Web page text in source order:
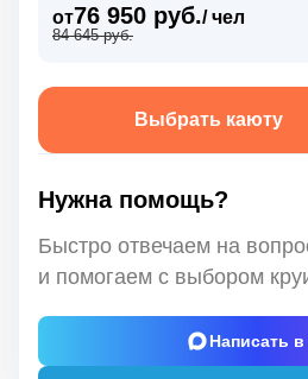
от76 950 руб./ чел
84 645 руб.
Выбрать каюту
Нужна помощь?
Быстро отвечаем на
и помогаем с выбором
Написать в